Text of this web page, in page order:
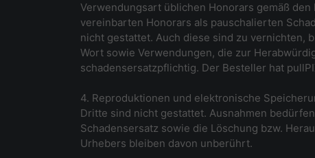
Verwendungsart üblichen Honorars gemäß
vereinbarten Honorars als pauschalierten
nicht gestattet. Auch diese sind zu vernichten,
Wort sowie Verwendungen, die zur
schadensersatzpflichtig. Der Besteller hat
4. Reproduktionen und elektronische
Dritte sind nicht gestattet. Ausnahmen
Schadensersatz sowie die Löschung bzw.
Urhebers bleiben davon unberührt.